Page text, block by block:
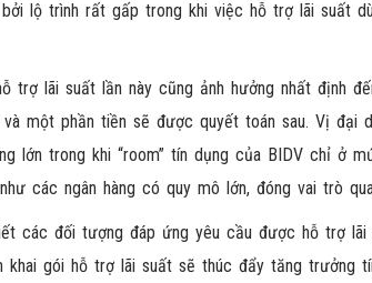
lộ trình rất gấp trong khi việc hỗ trợ lãi suất
trợ lãi suất lần này cũng ảnh hưởng nhất định
một phần tiền sẽ được quyết toán sau. Vị đại
lớn trong khi “room” tín dụng của BIDV chỉ ở
các ngân hàng có quy mô lớn, đóng vai trò
các đối tượng đáp ứng yêu cầu được hỗ trợ lãi
gói hỗ trợ lãi suất sẽ thúc đẩy tăng trưởng